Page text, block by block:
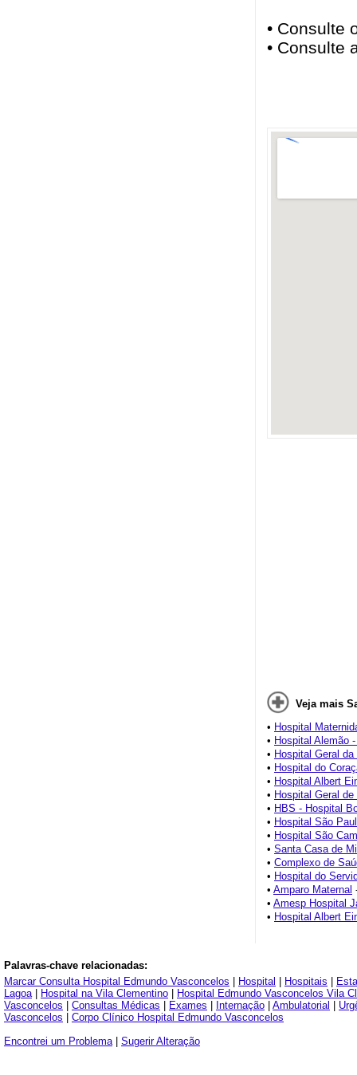
• Consulte
• Consulte
Veja mais
• Hospital
• Hospital Alemão
• Hospital Geral da
• Hospital do
• Hospital Albert
• Hospital Geral
• HBS - Hospital
• Hospital São
• Hospital São
• Santa Casa de
• Complexo de
• Hospital do
• Amparo Maternal
• Amesp Hospital
• Hospital Albert
Palavras-chave relacionadas:
Marcar Consulta Hospital Edmundo Vasconcelos
Hospital Hospitais
Lagoa| Hospital na Vila Clementino
Hospital Edmundo Vasconcelos Vila
Vasconcelos
Consultas Médicas Exames Internação Ambulatorial
Vasconcelos
Corpo Clínico Hospital Edmundo Vasconcelos
Encontrei um Problema| Sugerir Alteração